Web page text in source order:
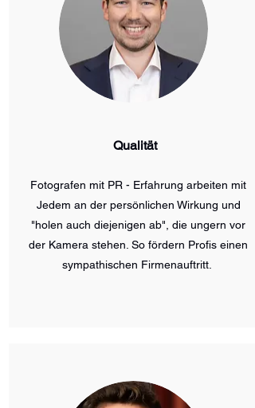
Qualität
Fotografen mit PR - Erfahrung arbeiten mit
Jedem an der persönlichen Wirkung und
"holen auch diejenigen ab", die ungern vor
der Kamera stehen. So fördern Profis einen
sympathischen Firmenauftritt.